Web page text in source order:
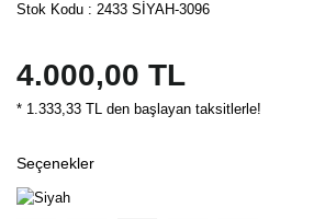
Stok Kodu : 2433 SİYAH-3096
4.000,00 TL
* 1.333,33 TL den başlayan taksitlerle!
Seçenekler